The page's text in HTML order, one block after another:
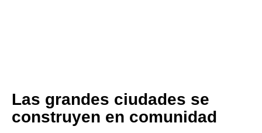
Las grandes ciudades se
construyen en comunidad